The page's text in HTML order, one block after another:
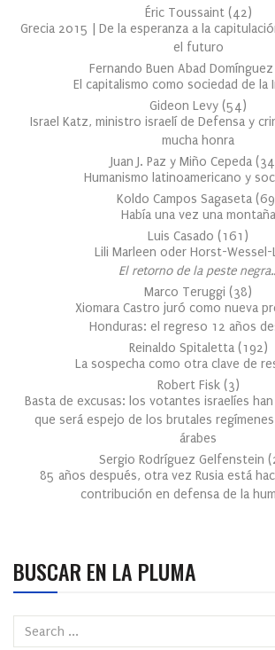
Éric Toussaint (42)
Grecia 2015 | De la esperanza a la
el futuro
Fernando Buen Abad Domínguez
El capitalismo como sociedad de la
Gideon Levy (54)
Israel Katz, ministro israelí de Defensa y
mucha honra
Juan J. Paz y Miño Cepeda (
Humanismo latinoamericano y
Koldo Campos Sagaseta (69
Había una vez una montaña
Luis Casado (161 )
Lili Marleen oder Horst-Wessel-
El retorno de la peste
Marco Teruggi (38)
Xiomara Castro juró como nueva
Honduras: el regreso 12 años
Reinaldo Spitaletta (192)
La sospecha como otra clave de
Robert Fisk (3)
Basta de excusas: los votantes israelíes
que será espejo de los brutales
árabes
Sergio Rodríguez Gelfenstein (
85 años después, otra vez Rusia está
contribución en defensa de la
BUSCAR EN LA PLUMA